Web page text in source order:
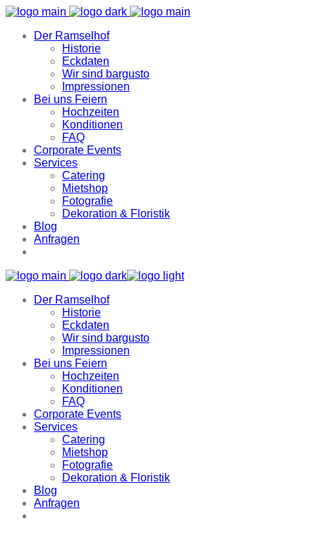
Der Ramselhof
Historie
Eckdaten
Wir sind bargusto
Impressionen
Bei uns Feiern
Hochzeiten
Konditionen
FAQ
Corporate Events
Services
Catering
Mietshop
Fotografie
Dekoration & Floristik
Blog
Anfragen
Der Ramselhof
Historie
Eckdaten
Wir sind bargusto
Impressionen
Bei uns Feiern
Hochzeiten
Konditionen
FAQ
Corporate Events
Services
Catering
Mietshop
Fotografie
Dekoration & Floristik
Blog
Anfragen